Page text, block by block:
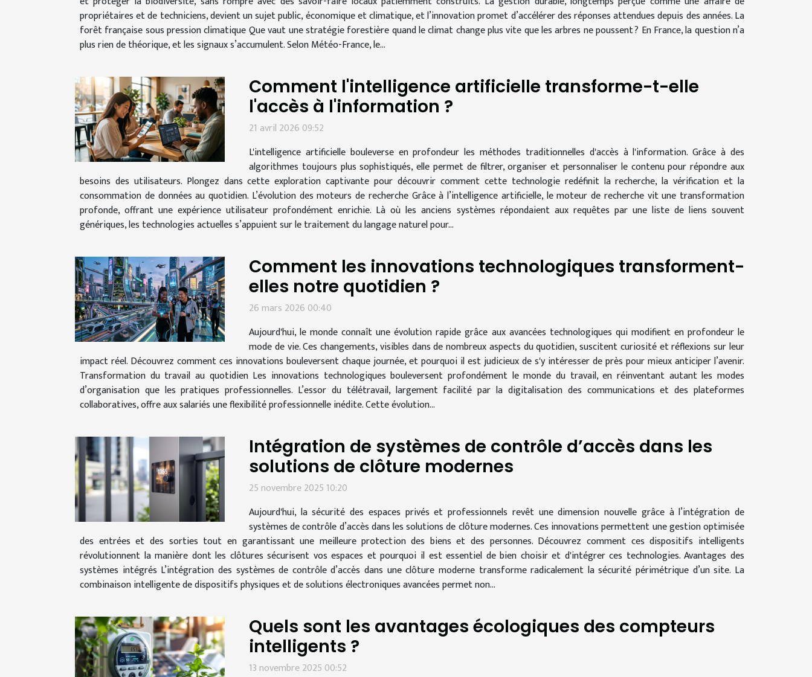
propriétaires et de techniciens, devient un sujet public, économique et climatique, et l’innovation promet d’accélérer des réponses attendues depuis des années. La
forêt française sous pression climatique Que vaut une stratégie forestière quand le climat change plus vite que les arbres ne poussent ? En France, la question n’a
plus rien de théorique, et les signaux s’accumulent. Selon Météo-France, le...
Comment l'intelligence artificielle transforme-t-elle
l'accès à l'information ?
21 avril 2026 09:52
L'intelligence artificielle bouleverse en profondeur les méthodes traditionnelles d'accès à l'information. Grâce à des
algorithmes toujours plus sophistiqués, elle permet de filtrer, organiser et personnaliser le contenu pour répondre aux
besoins des utilisateurs. Plongez dans cette exploration captivante pour découvrir comment cette technologie redéfinit la recherche, la vérification et la
consommation de données au quotidien. L’évolution des moteurs de recherche Grâce à l’intelligence artificielle, le moteur de recherche vit une transformation
profonde, offrant une expérience utilisateur profondément enrichie. Là où les anciens systèmes répondaient aux requêtes par une liste de liens souvent
génériques, les technologies actuelles s’appuient sur le traitement du langage naturel pour...
Comment les innovations technologiques transforment-
elles notre quotidien ?
26 mars 2026 00:40
Aujourd'hui, le monde connaît une évolution rapide grâce aux avancées technologiques qui modifient en profondeur le
mode de vie. Ces changements, visibles dans de nombreux aspects du quotidien, suscitent curiosité et réflexions sur leur
impact réel. Découvrez comment ces innovations bouleversent chaque journée, et pourquoi il est judicieux de s'y intéresser de près pour mieux anticiper l’avenir.
Transformation du travail au quotidien Les innovations technologiques bouleversent profondément le monde du travail, en réinventant autant les modes
d’organisation que les pratiques professionnelles. L’essor du télétravail, largement facilité par la digitalisation des communications et des plateformes
collaboratives, offre aux salariés une flexibilité professionnelle inédite. Cette évolution...
Intégration de systèmes de contrôle d’accès dans les
solutions de clôture modernes
25 novembre 2025 10:20
Aujourd'hui, la sécurité des espaces privés et professionnels revêt une dimension nouvelle grâce à l’intégration de
systèmes de contrôle d’accès dans les solutions de clôture modernes. Ces innovations permettent une gestion optimisée
des entrées et des sorties tout en garantissant une meilleure protection des biens et des personnes. Découvrez comment ces dispositifs intelligents
révolutionnent la manière dont les clôtures sécurisent vos espaces et pourquoi il est essentiel de bien choisir et d'intégrer ces technologies. Avantages des
systèmes intégrés L’intégration des systèmes de contrôle d’accès dans une clôture moderne transforme radicalement la sécurité périmétrique d’un site. La
combinaison intelligente de dispositifs physiques et de solutions électroniques avancées permet non...
Quels sont les avantages écologiques des compteurs
intelligents ?
13 novembre 2025 00:52